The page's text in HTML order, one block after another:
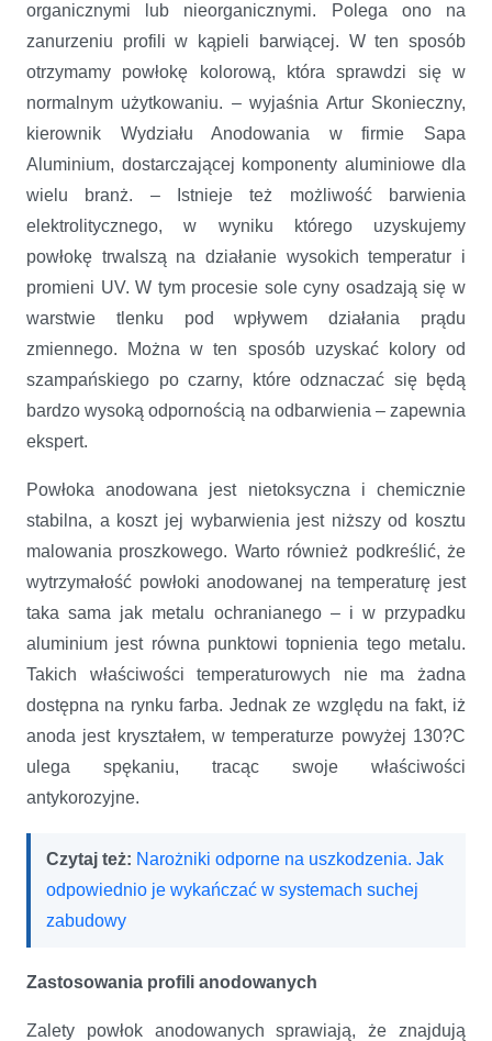
organicznymi lub nieorganicznymi. Polega ono na
zanurzeniu profili w kąpieli barwiącej. W ten sposób
otrzymamy powłokę kolorową, która sprawdzi się w
normalnym użytkowaniu. – wyjaśnia Artur Skonieczny,
kierownik Wydziału Anodowania w firmie Sapa
Aluminium, dostarczającej komponenty aluminiowe dla
wielu branż. – Istnieje też możliwość barwienia
elektrolitycznego, w wyniku którego uzyskujemy
powłokę trwalszą na działanie wysokich temperatur i
promieni UV. W tym procesie sole cyny osadzają się w
warstwie tlenku pod wpływem działania prądu
zmiennego. Można w ten sposób uzyskać kolory od
szampańskiego po czarny, które odznaczać się będą
bardzo wysoką odpornością na odbarwienia – zapewnia
ekspert.
Powłoka anodowana jest nietoksyczna i chemicznie
stabilna, a koszt jej wybarwienia jest niższy od kosztu
malowania proszkowego. Warto również podkreślić, że
wytrzymałość powłoki anodowanej na temperaturę jest
taka sama jak metalu ochranianego – i w przypadku
aluminium jest równa punktowi topnienia tego metalu.
Takich właściwości temperaturowych nie ma żadna
dostępna na rynku farba. Jednak ze względu na fakt, iż
anoda jest kryształem, w temperaturze powyżej 130?C
ulega spękaniu, tracąc swoje właściwości
antykorozyjne.
Czytaj też: Narożniki odporne na uszkodzenia. Jak
odpowiednio je wykańczać w systemach suchej
zabudowy
Zastosowania profili anodowanych
Zalety powłok anodowanych sprawiają, że znajdują